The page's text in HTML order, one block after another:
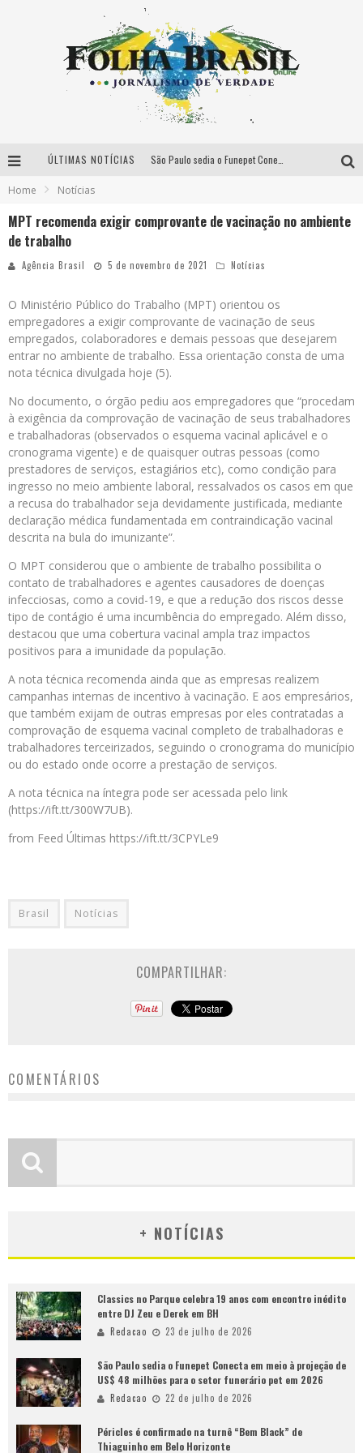
ÚLTIMAS NOTÍCIAS
É neste sábado: Marcelinho de Lima e Trio Virgulino agitam o Forró do Givanildo em Pedro Leopoldo
Home Notícias
MPT recomenda exigir comprovante de vacinação no ambiente
de trabalho
Agência Brasil 5 de novembro de 2021 Notícias
O Ministério Público do Trabalho (MPT) orientou os
empregadores a exigir comprovante de vacinação de seus
empregados, colaboradores e demais pessoas que desejarem
entrar no ambiente de trabalho. Essa orientação consta de uma
nota técnica divulgada hoje (5).
No documento, o órgão pediu aos empregadores que “procedam
à exigência da comprovação de vacinação de seus trabalhadores
e trabalhadoras (observados o esquema vacinal aplicável e o
cronograma vigente) e de quaisquer outras pessoas (como
prestadores de serviços, estagiários etc), como condição para
ingresso no meio ambiente laboral, ressalvados os casos em que
a recusa do trabalhador seja devidamente justificada, mediante
declaração médica fundamentada em contraindicação vacinal
descrita na bula do imunizante”.
O MPT considerou que o ambiente de trabalho possibilita o
contato de trabalhadores e agentes causadores de doenças
infecciosas, como a covid-19, e que a redução dos riscos desse
tipo de contágio é uma incumbência do empregado. Além disso,
destacou que uma cobertura vacinal ampla traz impactos
positivos para a imunidade da população.
A nota técnica recomenda ainda que as empresas realizem
campanhas internas de incentivo à vacinação. E aos empresários,
que também exijam de outras empresas por eles contratadas a
comprovação de esquema vacinal completo de trabalhadoras e
trabalhadores terceirizados, seguindo o cronograma do município
ou do estado onde ocorre a prestação de serviços.
A nota técnica na íntegra pode ser acessada pelo link
(https://ift.tt/300W7UB).
from Feed Últimas https://ift.tt/3CPYLe9
Brasil Notícias
COMPARTILHAR:
COMENTÁRIOS
+ NOTÍCIAS
Classics no Parque celebra 19 anos com encontro inédito
entre DJ Zeu e Derek em BH
Redacao 23 de julho de 2026
São Paulo sedia o Funepet Conecta em meio à projeção de
US$ 48 milhões para o setor funerário pet em 2026
Redacao 22 de julho de 2026
Péricles é confirmado na turnê “Bem Black” de
Thiaguinho em Belo Horizonte